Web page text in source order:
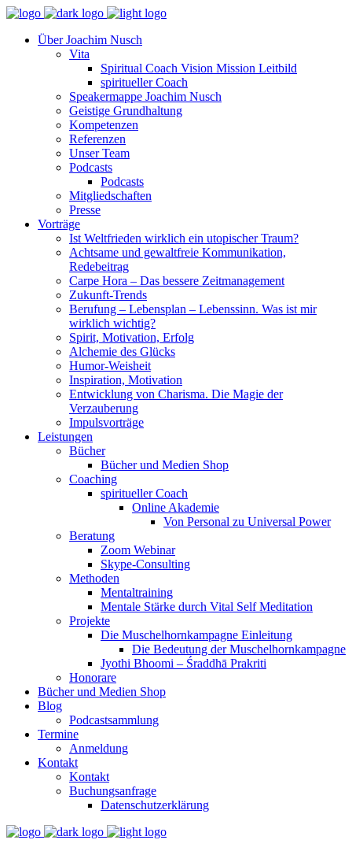
Über Joachim Nusch
Vita
Spiritual Coach Vision Mission Leitbild
spiritueller Coach
Speakermappe Joachim Nusch
Geistige Grundhaltung
Kompetenzen
Referenzen
Unser Team
Podcasts
Podcasts
Mitgliedschaften
Presse
Vorträge
Ist Weltfrieden wirklich ein utopischer Traum?
Achtsame und gewaltfreie Kommunikation,
Redebeitrag
Carpe Hora – Das bessere Zeitmanagement
Zukunft-Trends
Berufung – Lebensplan – Lebenssinn. Was ist mir
wirklich wichtig?
Spirit, Motivation, Erfolg
Alchemie des Glücks
Humor-Weisheit
Inspiration, Motivation
Entwicklung von Charisma. Die Magie der
Verzauberung
Impulsvorträge
Leistungen
Bücher
Bücher und Medien Shop
Coaching
spiritueller Coach
Online Akademie
Von Personal zu Universal Power
Beratung
Zoom Webinar
Skype-Consulting
Methoden
Mentaltraining
Mentale Stärke durch Vital Self Meditation
Projekte
Die Muschelhornkampagne Einleitung
Die Bedeutung der Muschelhornkampagne
Jyothi Bhoomi – Śraddhā Prakriti
Honorare
Bücher und Medien Shop
Blog
Podcastsammlung
Termine
Anmeldung
Kontakt
Kontakt
Buchungsanfrage
Datenschutzerklärung